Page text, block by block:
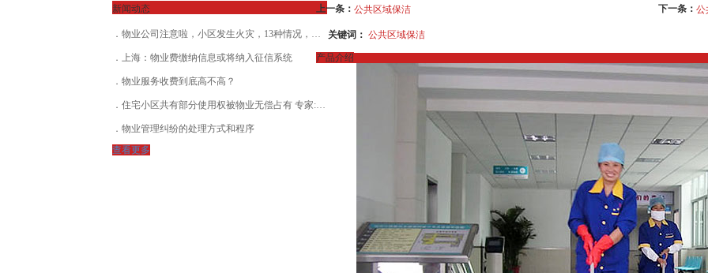
上一条： 公共区域保洁 下一条： 公
关键词： 公共区域保洁
产品介绍
新闻动态
物业公司注意啦，小区发生火灾，13种情况，物业公司不担责！
上海：物业费缴纳信息或将纳入征信系统
物业服务收费到底高不高？
住宅小区共有部分使用权被物业无偿占有 专家:收益应归业主
物业管理纠纷的处理方式和程序
查看更多